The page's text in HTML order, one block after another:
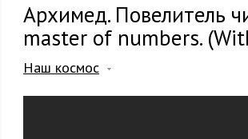
Архимед. Повелитель
master of numbers.
Наш космос